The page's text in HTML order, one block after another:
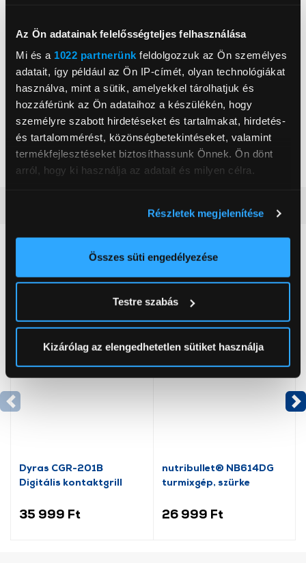
Az Ön adatainak felelősségteljes felhasználása
Mi és a 1022 partnerünk feldolgozzuk az Ön személyes
adatait, így például az Ön IP-címét, olyan technológiákat
használva, mint a sütik, amelyekkel tárolhatjuk és
hozzáférünk az Ön adataihoz a készülékén, hogy
személyre szabott hirdetéseket és tartalmakat, hirdetés-
és tartalommérést, közönségbetekintéseket, valamint
termékfejlesztéseket biztosíthassunk Önnek. Ön dönt
arról, hogy ki használja az adatait és milyen célra.
elhelyezkedéséről pár méteres pontossággal
Az Ön készülékén beazonosítása annak konkrét
módjairól és adja meg preferenciáit aRészletek
pontban. Bármikor módosíthatja vagy visszavonhatja a
Sütinyilatkozathoz való hozzájárulását.
okat használ, melyeket az Ön gépén tárol a rendszer. A
Részletek megjelenítése
Összes süti engedélyezése
Testre szabás
Kizárólag az elengedhetetlen sütiket használja
, ,
Űrtartalom
0,6 l
Szín
Fekete
Neked ajánljuk
Dyras CGR-201B
Digitális kontaktgrill
35 999 Ft
nutribullet® NB614DG
turmixgép, szürke
26 999 Ft